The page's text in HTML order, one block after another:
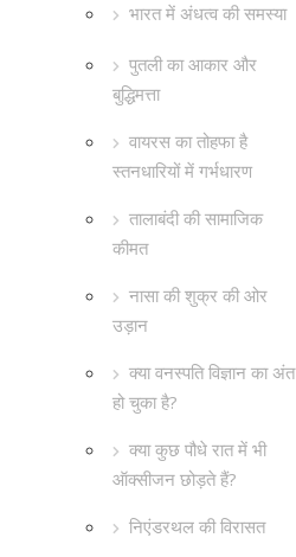
भारत में अंधत्व की समस्या
पुतली का आकार और
बुद्धिमत्ता
वायरस का तोहफा है
स्तनधारियों में गर्भधारण
तालाबंदी की सामाजिक
कीमत
नासा की शुक्र की ओर
उड़ान
क्या वनस्पति विज्ञान का अंत
हो चुका है?
क्या कुछ पौधे रात में भी
ऑक्सीजन छोड़ते हैं?
निएंडरथल की विरासत